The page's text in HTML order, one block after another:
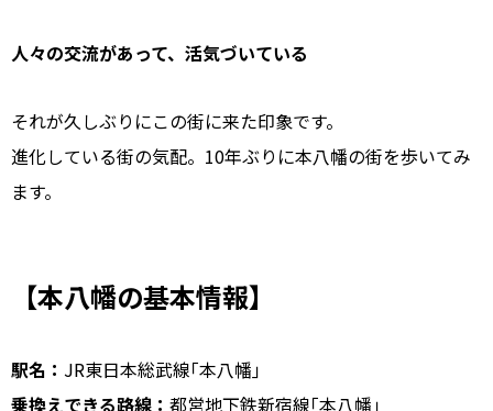
人々の交流があって、活気づいている――
それが久しぶりにこの街に来た印象です。
進化している街の気配。10年ぶりに本八幡の街を歩いてみ
ます。
【本八幡の基本情報】
駅名： JR東日本総武線｢本八幡｣
乗換えできる路線： 都営地下鉄新宿線｢本八幡｣